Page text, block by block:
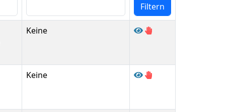
Keine
Keine